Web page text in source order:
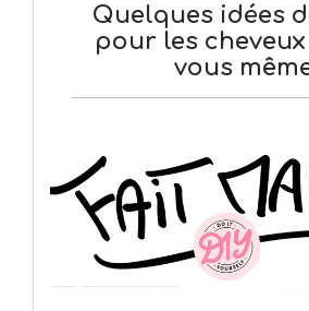
Quelques idées
pour les
vous